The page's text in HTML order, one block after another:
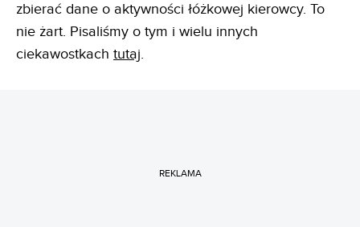
zbierać dane o aktywności łóżkowej kierowcy. To
nie żart. Pisaliśmy o tym i wielu innych
ciekawostkach tutaj.
REKLAMA